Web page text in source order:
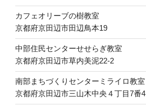
カフェオリーブの樹教室
京都府京田辺市田辺鳥本19
中部住民センターせせらぎ教室
京都府京田辺市草内美泥22-2
南部まちづくりセンターミライロ教室
京都府京田辺市三山木中央４丁目7番4